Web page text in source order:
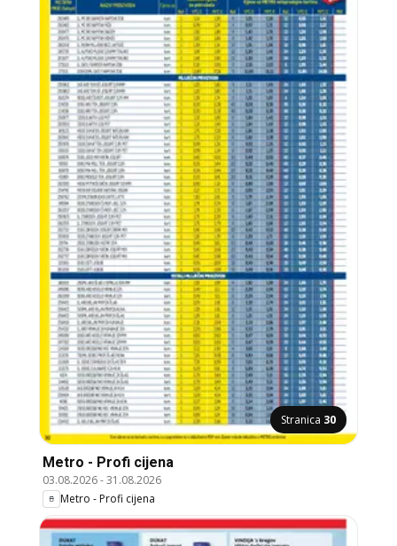
Stranica 30
Metro - Profi cijena
03.08.2026-31.08.2026
Metro - Profi cijena